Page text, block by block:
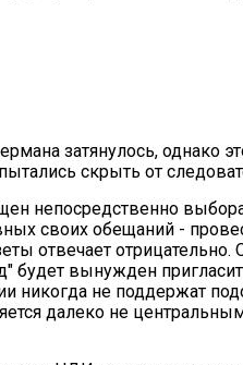
затянулось, однако
скрыть от
непосредственно
своих обещаний -
отвечает отрицательно.
будет вынужден
никогда не поддержат
далеко не